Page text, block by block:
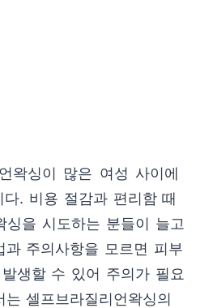
왁싱이 많은 여성 사이에
. 비용 절감과 편리함 때
싱을 시도하는 분들이 늘고
과 주의사항을 모르면 피부
생할 수 있어 주의가 필요
셀프브라질리언왁싱의